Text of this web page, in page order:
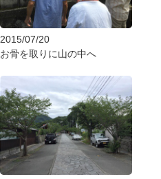
2015/07/20
お骨を取りに山の中へ